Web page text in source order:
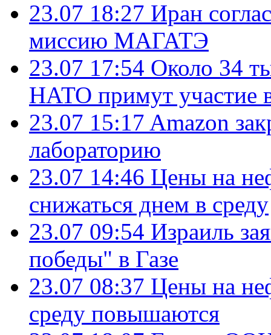
23.07 18:27 Иран
миссию МАГАТЭ
23.07 17:54 Около 34
НАТО примут участие
23.07 15:17 Amazon
лабораторию
23.07 14:46 Цены на
снижаться днем в среду
23.07 09:54 Израиль
победы" в Газе
23.07 08:37 Цены на
среду повышаются